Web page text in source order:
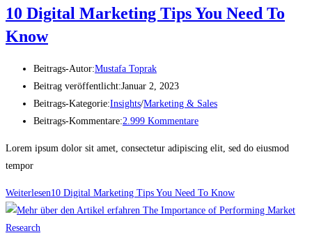
10 Digital Marketing Tips You Need To
Know
Beitrags-Autor:Mustafa Toprak
Beitrag veröffentlicht:Januar 2, 2023
Beitrags-Kategorie:Insights/Marketing & Sales
Beitrags-Kommentare:2.999 Kommentare
Lorem ipsum dolor sit amet, consectetur adipiscing elit, sed do eiusmod
tempor
Weiterlesen10 Digital Marketing Tips You Need To Know